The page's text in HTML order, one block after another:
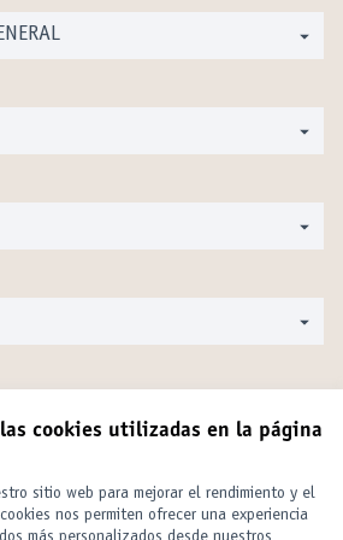
cookies utilizadas en la página
sitio web para mejorar el rendimiento y el
nos permiten ofrecer una experiencia
en X
Governments en Facebook
Local Governments en YouTube